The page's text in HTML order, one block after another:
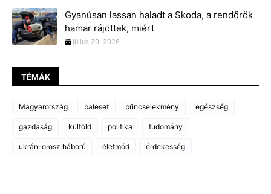
Gyanúsan lassan haladt a Skoda, a rendőrök
hamar rájöttek, miért
július 29, 2026
TÉMÁK
Magyarország baleset bűncselekmény egészség
gazdaság külföld politika tudomány
ukrán-orosz háború életmód érdekesség